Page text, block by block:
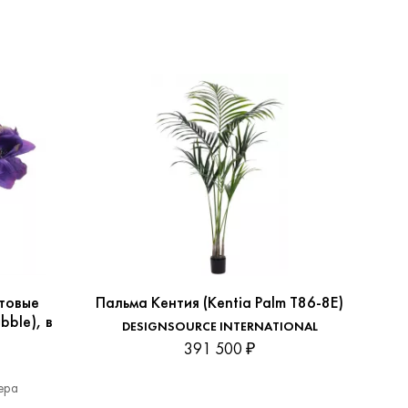
в
Пальма Кентия (Kentia Palm T86-8E)
DESIGNSOURCE INTERNATIONAL
391 500 ₽